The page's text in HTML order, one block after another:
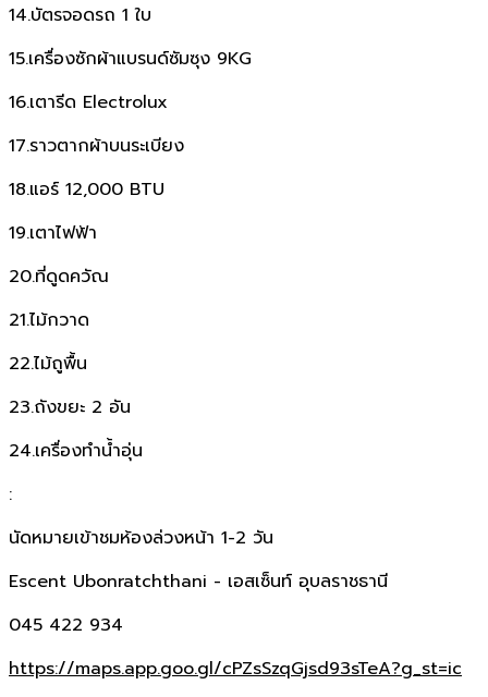
14.บัตรจอดรถ 1 ใบ
15.เครื่องซักผ้าแบรนด์ซัมซุง 9KG
16.เตารีด Electrolux
17.ราวตากผ้าบนระเบียง
18.แอร์ 12,000 BTU
19.เตาไฟฟ้า
20.ที่ดูดควัณ
21.ไม้กวาด
22.ไม้ถูพื้น
23.ถังขยะ 2 อัน
24.เครื่องทำน้ำอุ่น
:
นัดหมายเข้าชมห้องล่วงหน้า 1-2 วัน
Escent Ubonratchthani - เอสเซ็นท์ อุบลราชธานี
045 422 934
https://maps.app.goo.gl/cPZsSzqGjsd93sTeA?g_st=ic